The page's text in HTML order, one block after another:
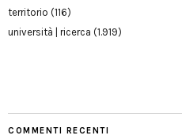
territorio (116)
università | ricerca (1.919)
COMMENTI RECENTI